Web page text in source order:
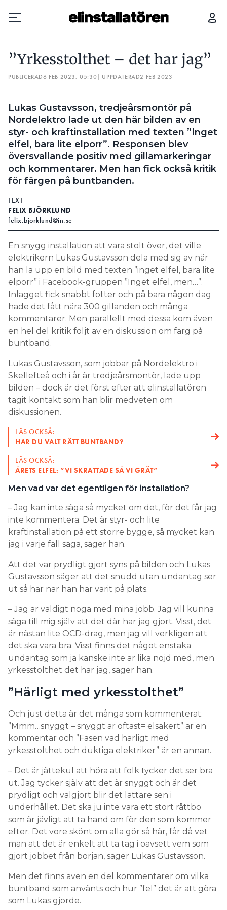
Prenumerera
Lediga jobb
Annonsera
Läs E-tidningen
Om tidningen
Kontakt
Personuppgifter
Search for:
”Yrkesstolthet – det har jag”
PUBLICERAD6 FEB 2023, 05:30| UPPDATERAD2 FEB 2023
Lukas Gustavsson, tredjeårsmontör på
Nordelektro lade ut den här bilden av en
styr- och kraftinstallation med texten ”Inget
elfel, bara lite elporr”. Responsen blev
översvallande positiv med gillamarkeringar
och kommentarer. Men han fick också kritik
för färgen på buntbanden.
TEXT
FELIX BJÖRKLUND
felix.bjorklund@in.se
En snygg installation att vara stolt över, det ville
elektrikern Lukas Gustavsson dela med sig av när
han la upp en bild med texten ”inget elfel, bara lite
elporr” i Facebook-gruppen ”Inget elfel, men…”.
Inlägget fick snabbt fötter och på bara någon dag
hade det fått nära 300 gillanden och många
kommentarer. Men parallellt med dessa kom även
en hel del kritik följt av en diskussion om färg på
buntband.
Lukas Gustavsson, som jobbar på Nordelektro i
Skellefteå och i år är tredjeårsmontör, lade upp
bilden – dock är det först efter att elinstallatören
tagit kontakt som han blir medveten om
diskussionen.
LÄS OCKSÅ:
HAR DU VALT RÄTT BUNTBAND?
LÄS OCKSÅ:
ÅRETS ELFEL: ”VI SKRATTADE SÅ VI GRÄT”
Men vad var det egentligen för installation?
– Jag kan inte säga så mycket om det, för det får jag
inte kommentera. Det är styr- och lite
kraftinstallation på ett större bygge, så mycket kan
jag i varje fall säga, säger han.
Att det var prydligt gjort syns på bilden och Lukas
Gustavsson säger att det snudd utan undantag ser
ut så här när han har varit på plats.
– Jag är väldigt noga med mina jobb. Jag vill kunna
säga till mig själv att det där har jag gjort. Visst, det
är nästan lite OCD-drag, men jag vill verkligen att
det ska vara bra. Visst finns det något enstaka
undantag som ja kanske inte är lika nöjd med, men
yrkesstolthet det har jag, säger han.
”Härligt med yrkesstolthet”
Och just detta är det många som kommenterat.
”Mmm…snyggt – snyggt är oftast= elsäkert” är en
kommentar och ”Fasen vad härligt med
yrkesstolthet och duktiga elektriker” är en annan.
– Det är jättekul att höra att folk tycker det ser bra
ut. Jag tycker själv att det är snyggt och är det
prydligt och välgjort blir det lättare sen i
underhållet. Det ska ju inte vara ett stort råttbo
som är jävligt att ta hand om för den som kommer
efter. Det vore skönt om alla gör så här, får då vet
man att det är enkelt att ta tag i oavsett vem som
gjort jobbet från början, säger Lukas Gustavsson.
Men det finns även en del kommentarer om vilka
buntband som använts och hur ”fel” det är att göra
som Lukas gjorde.
”YRKESSTOLTHET – DET HAR JAG” 5 REGLER – HUR HÖGT